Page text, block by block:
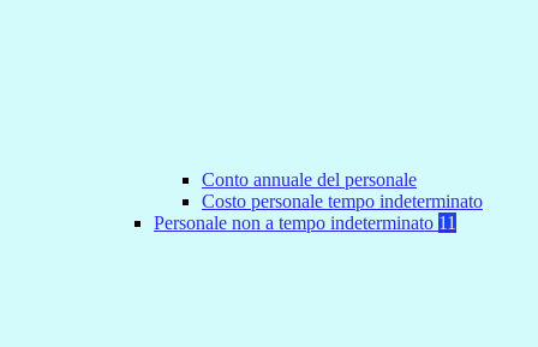
Conto annuale del personale
Costo personale tempo indeterminato
Personale non a tempo indeterminato 11